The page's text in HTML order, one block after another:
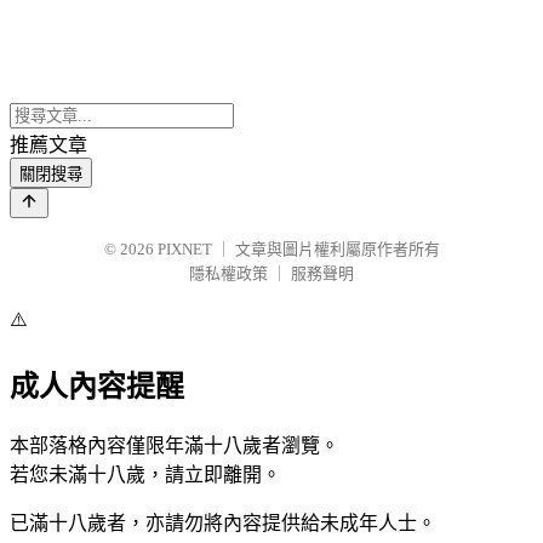
推薦文章
關閉搜尋
© 2026 PIXNET
文章與圖片權利屬原作者所有
隱私權政策
服務聲明
⚠️
成人內容提醒
本部落格內容僅限年滿十八歲者瀏覽。
若您未滿十八歲，請立即離開。
已滿十八歲者，亦請勿將內容提供給未成年人士。